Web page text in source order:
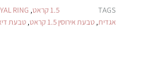
TAGS
1.5 קראט ,
RING
אגדית,טבעת אירוסין 1.5 קראט ,טבעת